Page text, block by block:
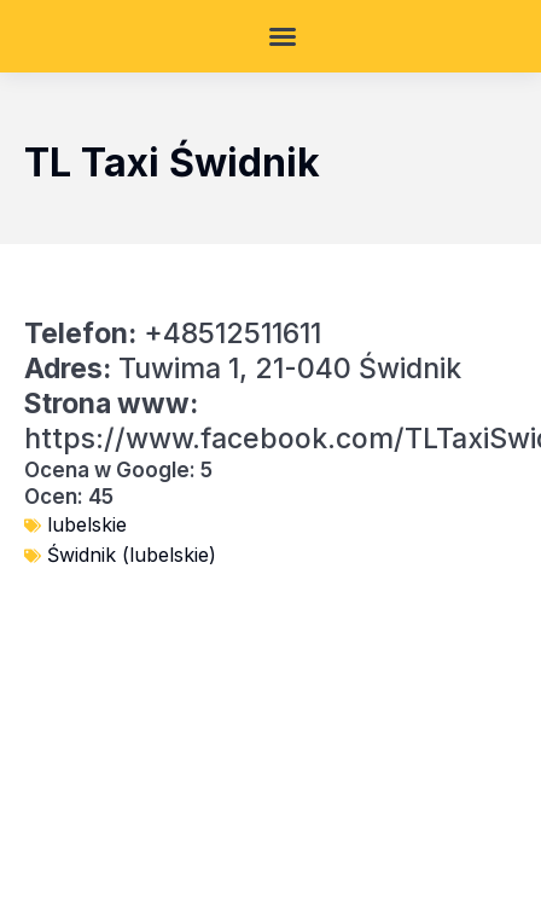
TL Taxi Świdnik
Telefon: +48512511611
Adres: Tuwima 1, 21-040 Świdnik
Strona www:
https://www.facebook.com/
Ocena w Google: 5
Ocen: 45
lubelskie
Świdnik (lubelskie)